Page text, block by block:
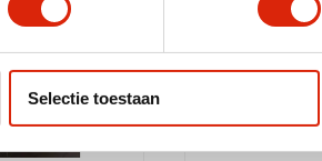
Selectie toestaan